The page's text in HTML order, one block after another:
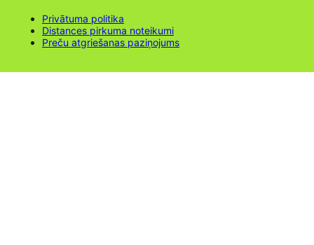
Privātuma politika
Distances pirkuma noteikumi
Preču atgriešanas paziņojums